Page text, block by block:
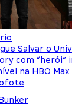
Salvar o
com “herói”
na HBO Max